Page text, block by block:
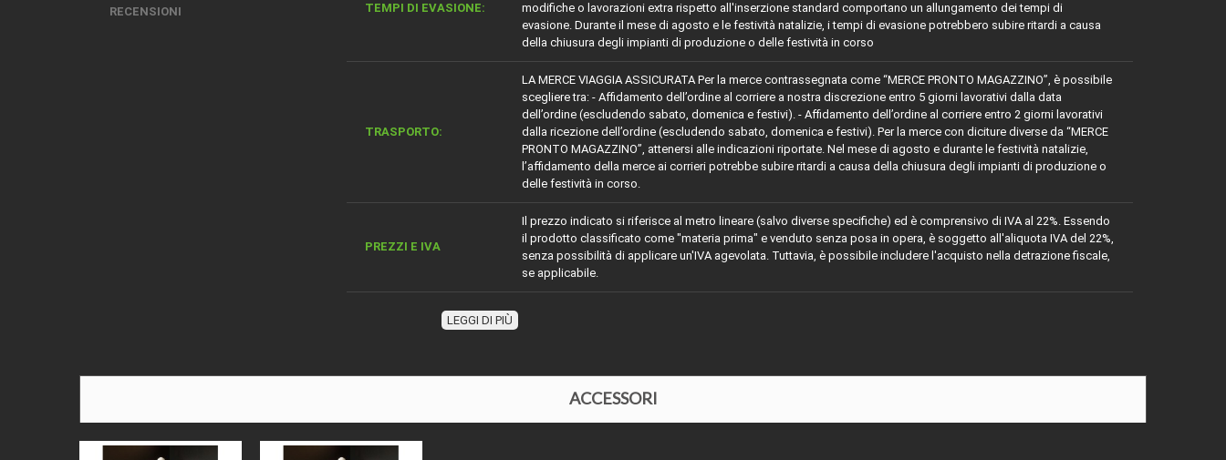
RECENSIONI TEMPI DI EVASIONE:
modifiche o lavorazioni extra rispetto all'inserzione standard comportano un allungamento dei tempi di
evasione. Durante il mese di agosto e le festività natalizie, i tempi di evasione potrebbero subire ritardi a causa
della chiusura degli impianti di produzione o delle festività in corso
TRASPORTO:
LA MERCE VIAGGIA ASSICURATA Per la merce contrassegnata come “MERCE PRONTO MAGAZZINO”, è possibile
scegliere tra: - Affidamento dell’ordine al corriere a nostra discrezione entro 5 giorni lavorativi dalla data
dell’ordine (escludendo sabato, domenica e festivi). - Affidamento dell’ordine al corriere entro 2 giorni lavorativi
dalla ricezione dell’ordine (escludendo sabato, domenica e festivi). Per la merce con diciture diverse da “MERCE
PRONTO MAGAZZINO”, attenersi alle indicazioni riportate. Nel mese di agosto e durante le festività natalizie,
l’affidamento della merce ai corrieri potrebbe subire ritardi a causa della chiusura degli impianti di produzione o
delle festività in corso.
PREZZI E IVA
Il prezzo indicato si riferisce al metro lineare (salvo diverse specifiche) ed è comprensivo di IVA al 22%. Essendo
il prodotto classificato come "materia prima" e venduto senza posa in opera, è soggetto all'aliquota IVA del 22%,
senza possibilità di applicare un'IVA agevolata. Tuttavia, è possibile includere l'acquisto nella detrazione fiscale,
se applicabile.
DESCRIZIONE
ALTEZZA 15 cm
LEGGI DI PIÙ
ACCESSORI